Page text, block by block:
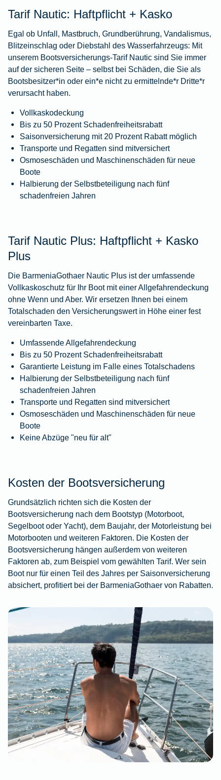
Tarif Nautic: Haftpflicht + Kasko
Egal ob Unfall, Mastbruch, Grundberührung, Vandalismus,
Blitzeinschlag oder Diebstahl des Wasserfahrzeugs: Mit
unserem Bootsversicherungs-Tarif Nautic sind Sie immer
auf der sicheren Seite – selbst bei Schäden, die Sie als
Bootsbesitzer*in oder ein*e nicht zu ermittelnde*r Dritte*r
verursacht haben.
Vollkaskodeckung
Bis zu 50 Prozent Schadenfreiheitsrabatt
Saisonversicherung mit 20 Prozent Rabatt möglich
Transporte und Regatten sind mitversichert
Osmoseschäden und Maschinenschäden für neue
Boote
Halbierung der Selbstbeteiligung nach fünf
schadenfreien Jahren
Tarif Nautic Plus: Haftpflicht + Kasko
Plus
Die BarmeniaGothaer Nautic Plus ist der umfassende
Vollkaskoschutz für Ihr Boot mit einer Allgefahrendeckung
ohne Wenn und Aber. Wir ersetzen Ihnen bei einem
Totalschaden den Versicherungswert in Höhe einer fest
vereinbarten Taxe.
Umfassende Allgefahrendeckung
Bis zu 50 Prozent Schadenfreiheitsrabatt
Garantierte Leistung im Falle eines Totalschadens
Halbierung der Selbstbeteiligung nach fünf
schadenfreien Jahren
Transporte und Regatten sind mitversichert
Osmoseschäden und Maschinenschäden für neue
Boote
Keine Abzüge "neu für alt"
Kosten der Bootsversicherung
Grundsätzlich richten sich die Kosten der
Bootsversicherung nach dem Bootstyp (Motorboot,
Segelboot oder Yacht), dem Baujahr, der Motorleistung bei
Motorbooten und weiteren Faktoren. Die Kosten der
Bootsversicherung hängen außerdem von weiteren
Faktoren ab, zum Beispiel vom gewählten Tarif. Wer sein
Boot nur für einen Teil des Jahres per Saisonversicherung
absichert, profitiert bei der BarmeniaGothaer von Rabatten.